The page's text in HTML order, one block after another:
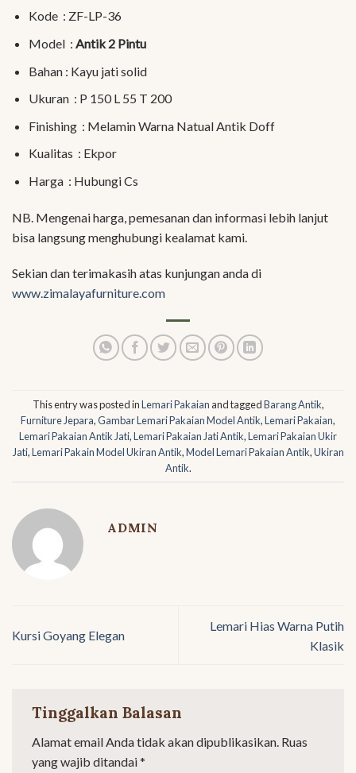
Kode : ZF-LP-36
Model : Antik 2 Pintu
Bahan : Kayu jati solid
Ukuran : P 150 L 55 T 200
Finishing : Melamin Warna Natual Antik Doff
Kualitas : Ekpor
Harga : Hubungi Cs
NB. Mengenai harga, pemesanan dan informasi lebih lanjut
bisa langsung menghubungi kealamat kami.
Sekian dan terimakasih atas kunjungan anda di
www.zimalayafurniture.com
This entry was posted inLemari Pakaian and taggedBarang Antik,
Furniture Jepara,Gambar Lemari Pakaian Model Antik,Lemari Pakaian,
Lemari Pakaian Antik Jati,Lemari Pakaian Jati Antik,Lemari Pakaian Ukir
Jati,Lemari Pakain Model Ukiran Antik,Model Lemari Pakaian Antik,Ukiran
Antik.
ADMIN
Kursi Goyang Elegan
Lemari Hias Warna Putih
Klasik
Tinggalkan Balasan
Alamat email Anda tidak akan dipublikasikan. Ruas
yang wajib ditandai*